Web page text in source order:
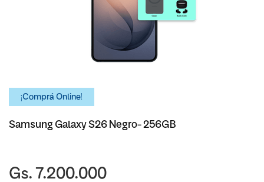
¡Comprá Online!
Samsung Galaxy S26 Negro- 256GB
Gs. 7.200.000